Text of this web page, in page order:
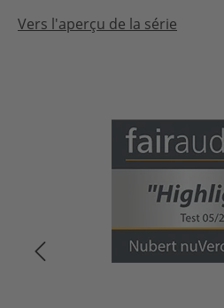
Vers l'aperçu de la série